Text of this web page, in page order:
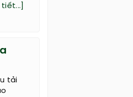
tiết...]
tải